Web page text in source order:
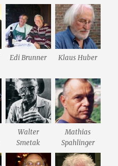
Edi Brunner Klaus Huber
Walter
Smetak
Mathias
Spahlinger